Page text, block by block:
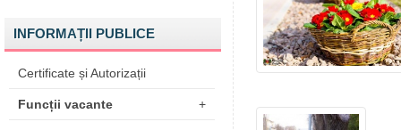
INFORMAȚII PUBLICE
Certificate și Autorizații
Funcții vacante +